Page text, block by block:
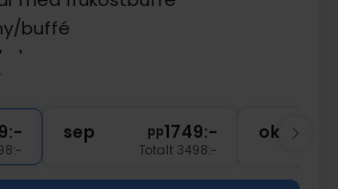
buffé
wellnessavdelning
sep pp1749:-
Totalt 3498:-
okt